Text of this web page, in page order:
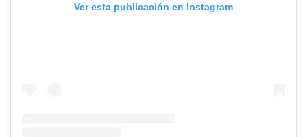
Ver esta publicación en Instagram